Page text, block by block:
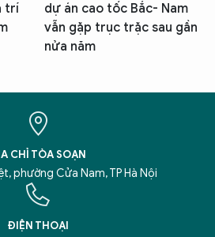
trí
dự án cao tốc Bắc- Nam
vẫn gặp trục trặc sau gần
nửa năm
CHỈ TÒA SOẠN
phường Cửa Nam, TP Hà Nội
ĐIỆN THOẠI